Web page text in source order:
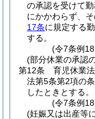
の承認を受けて勤
にかかわらず、
17条に規定する
する。
(令7条例
(部分休業の承認
第12条
育児休業
法第5条第2項の
したときとする。
(令7条例
(妊娠又は出産等